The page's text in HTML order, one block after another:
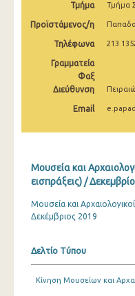
Νοεμβρίου 2024
Οκτωβρίου 2024
Σεπτεμβρίου 2024
Αυγούστου 2024
Μαΐου 2024
Μαρτίου 2024
Φεβρουαρίου 2024
Τμήμα Τμήμα
Προϊστάμενος/η
Τηλέφωνα 213
Γραμματεία
Φαξ
Διεύθυνση
Email
Μουσεία και
εισπράξεις) /
Μουσεία και
Δεκέμβριος 2019
Δελτίο Τύπου
Κίνηση Μουσείων και